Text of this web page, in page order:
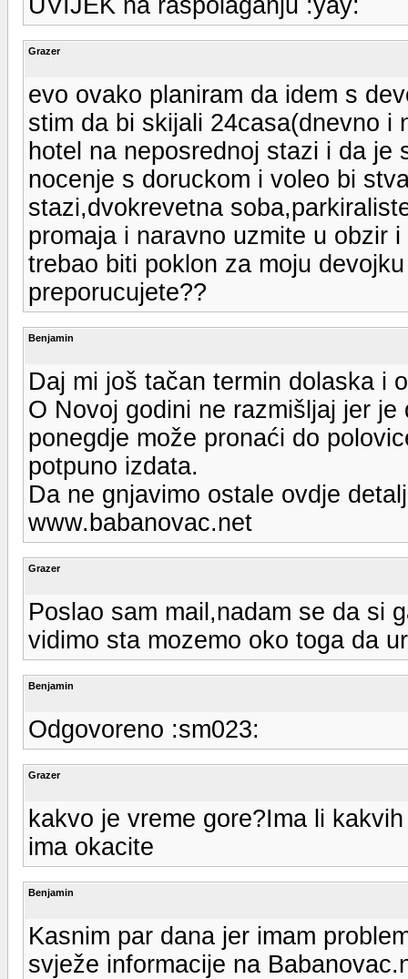
Grazer
evo ovako planiram da idem s
stim da bi skijali 24casa(dnevno i
hotel na neposrednoj stazi i da
nocenje s doruckom i voleo bi
stazi,dvokrevetna
promaja i naravno uzmite u obzir
trebao biti poklon za moju
preporucujete??
Benjamin
Daj mi još tačan termin dolaska i
O Novoj godini ne razmišljaj jer
ponegdje može pronaći do
potpuno izdata.
Da ne gnjavimo ostale ovdje
www.babanovac.net
Grazer
Poslao sam mail,nadam se da si
vidimo sta mozemo oko toga da
Benjamin
Odgovoreno :sm023:
Grazer
kakvo je vreme gore?Ima li
ima okacite
Benjamin
Kasnim par dana jer imam
svježe informacije na